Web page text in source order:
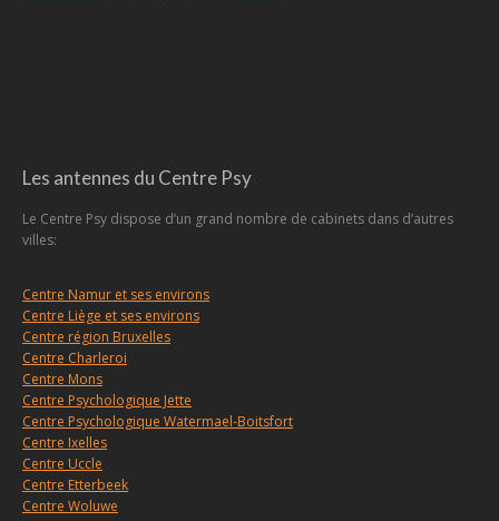
Les antennes du Centre Psy
Le Centre Psy dispose d’un grand nombre de cabinets dans d’autres
villes:
Centre Namur et ses environs
Centre Liège et ses environs
Centre région Bruxelles
Centre Charleroi
Centre Mons
Centre Psychologique Jette
Centre Psychologique Watermael-Boitsfort
Centre Ixelles
Centre Uccle
Centre Etterbeek
Centre Woluwe